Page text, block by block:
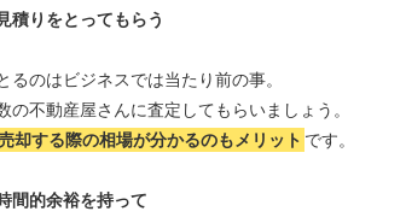
積り をとってもらう
のはビジネスでは当たり前の事。
の不動産屋さんに査定してもらいましょう。
却する際の相場が分かるのもメリット です。
間的余裕を持って